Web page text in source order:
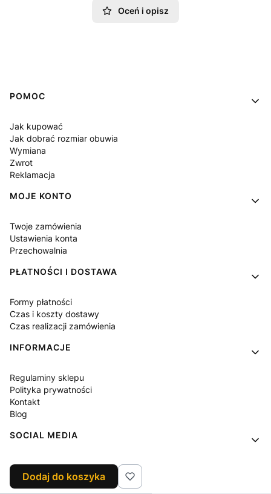
Oceń i opisz
Linki w stopce
POMOC
Jak kupować
Jak dobrać rozmiar obuwia
Wymiana
Zwrot
Reklamacja
MOJE KONTO
Twoje zamówienia
Ustawienia konta
Przechowalnia
PŁATNOŚCI I DOSTAWA
Formy płatności
Czas i koszty dostawy
Czas realizacji zamówienia
INFORMACJE
Regulaminy sklepu
Polityka prywatności
Kontakt
Blog
SOCIAL MEDIA
Facebook
Instagram
Dodaj do koszyka